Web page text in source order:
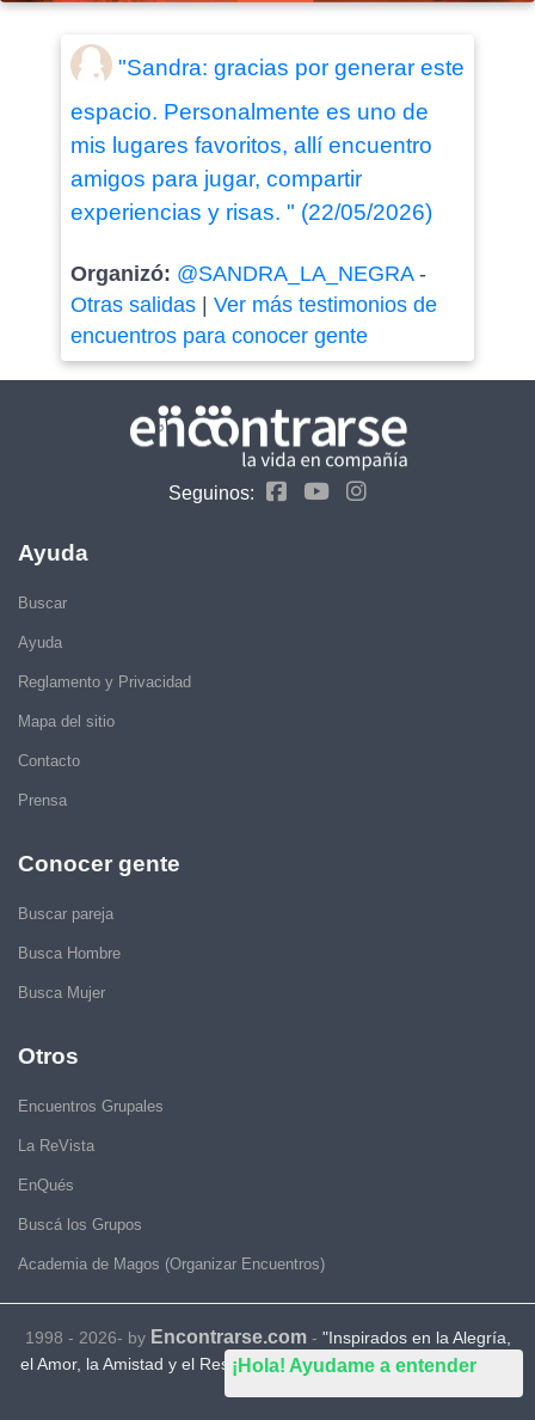
¡Hola! Ayudame a entender
"Sandra: gracias por generar este
espacio. Personalmente es uno de
mis lugares favoritos, allí encuentro
amigos para jugar, compartir
experiencias y risas. " (22/05/2026)
Organizó: @SANDRA_LA_NEGRA-
Otras salidas| Ver más testimonios de
encuentros para conocer gente
Seguinos:
Ayuda
Buscar
Ayuda
Reglamento y Privacidad
Mapa del sitio
Contacto
Prensa
Conocer gente
Buscar pareja
Busca Hombre
Busca Mujer
Otros
Encuentros Grupales
La ReVista
EnQués
Buscá los Grupos
Academia de Magos (Organizar Encuentros)
1998 - 2026- by Encontrarse.com- "Inspirados en la Alegría,
el Amor, la Amistad y el Respeto, motivamos a la gente a que sea